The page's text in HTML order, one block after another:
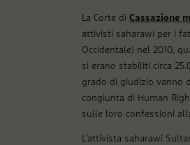
La Corte diCassazione
attivisti saharawi per i
Occidentale) nel 2010,
si erano stabiliti circa
grado di giudizio vanno
congiunta di Human
sulle loro confessioni
L’attivista saharawi